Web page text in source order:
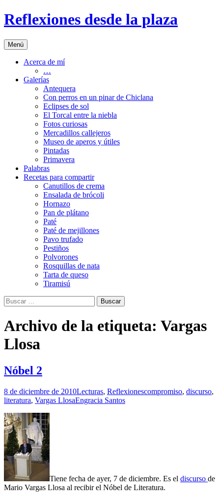
Saltar
al
Reflexiones desde la plaza
Menú
Acerca de mí
…
Galerías
Antequera
Con perros en un pinar de Chiclana
Eclipses de sol
El Torcal entre la niebla
Fotos curiosas
Mercadillos callejeros
Museo de aperos y útiles
Pintadas
Primavera
Palabras
Recetas para compartir
Canutillos de crema
Ensalada de brócoli
Hornazo
Pan de plátano
Paté
Paté de mejillones
Pavo trufado
Pestiños
Polvorones
Rosquillas de nata
Tarta de queso
Tiramisú
Buscar:
Archivo de la etiqueta: Vargas
Llosa
Nóbel 2
8 de diciembre de 2010Lecturas, Reflexionescompromiso, discurso,
literatura, Vargas LlosaEngracia Santos
Tiene fecha de ayer, 7 de diciembre. Es el discurso de
Mario Vargas Llosa al recibir el Nóbel de Literatura.